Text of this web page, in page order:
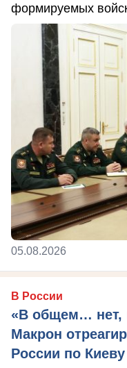
формируемых
05.08.2026
В России
«В общем… нет,
Макрон
России по